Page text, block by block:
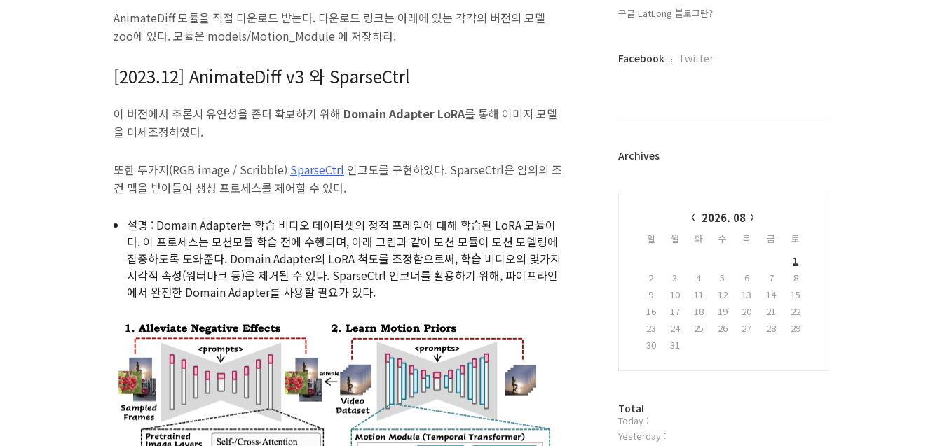
AnimateDiff 모듈을 직접 다운로드 받는다. 다운로드 링크는 아래에 있는 각각의 버전의 모델
zoo에 있다. 모듈은 models/Motion_Module 에 저장하라.
[2023.12] AnimateDiff v3 와 SparseCtrl
이 버전에서 추론시 유연성을 좀더 확보하기 위해 Domain Adapter LoRA를 통해 이미지 모델
을 미세조정하였다.
또한 두가지(RGB image / Scribble) SparseCtrl 인코도를 구현하였다. SparseCtrl은 임의의 조
건 맵을 받아들여 생성 프로세스를 제어할 수 있다.
설명 : Domain Adapter는 학습 비디오 데이터셋의 정적 프레임에 대해 학습된 LoRA 모듈이
다. 이 프로세스는 모션모듈 학습 전에 수행되며, 아래 그림과 같이 모션 모듈이 모션 모델링에
집중하도록 도와준다. Domain Adapter의 LoRA 척도를 조정함으로써, 학습 비디오의 몇가지
시각적 속성(워터마크 등)은 제거될 수 있다. SparseCtrl 인코더를 활용하기 위해, 파이프라인
에서 완전한 Domain Adapter를 사용할 필요가 있다.
구글 LatLong 블로그란?
페
플
Facebook Twitter
Archives
2026. 08
일 월 화 수 목 금
토
1
2
3 4 5 6 7
8
9
10 11 12 13 14
15
16
17 18 19 20 21
22
23
24 25 26 27 28
29
30
31
방
문
자
Total
Today :
Yesterday :